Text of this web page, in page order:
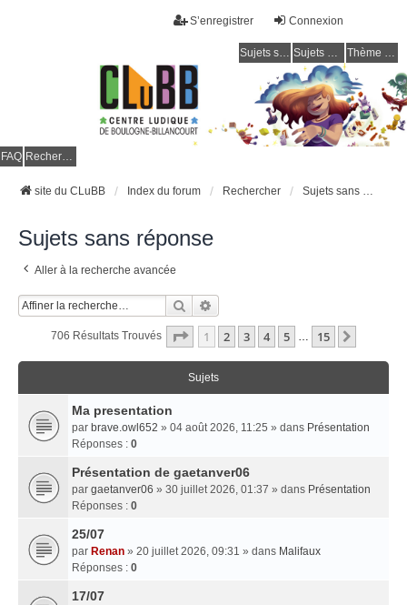
Connexion
S’enregistrer
Sujets sans réponse Sujets actifs Thème clair / foncé
FAQ Rechercher
site du CLuBB Index du forum Rechercher Sujets sans réponse
Sujets sans réponse
Aller à la recherche avancée
Rechercher
706 Résultats Trouvés Page 1Sur
1 2 3 4 5 … 15
Sujets
Ma presentation
par brave.owl652 » 04 août 2026, 11:25 » dans Présentation
Réponses : 0
Présentation de gaetanver06
par gaetanver06 » 30 juillet 2026, 01:37 » dans Présentation
Réponses : 0
25/07
par Renan » 20 juillet 2026, 09:31 » dans Malifaux
Réponses : 0
17/07